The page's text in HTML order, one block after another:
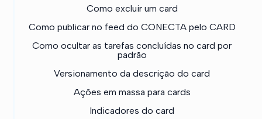
Como excluir um card
Como publicar no feed do CONECTA pelo CARD
Como ocultar as tarefas concluídas no card por
padrão
Versionamento da descrição do card
Ações em massa para cards
Indicadores do card